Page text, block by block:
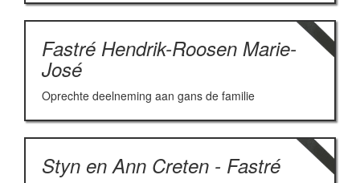
Fastré Hendrik-Roosen Marie-
José
Oprechte deelneming aan gans de familie
Styn en Ann Creten - Fastré